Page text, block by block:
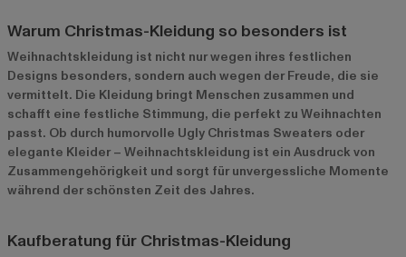
Warum Christmas-Kleidung so besonders ist
Weihnachtskleidung ist nicht nur wegen ihres festlichen
Designs besonders, sondern auch wegen der Freude, die sie
vermittelt. Die Kleidung bringt Menschen zusammen und
schafft eine festliche Stimmung, die perfekt zu Weihnachten
passt. Ob durch humorvolle Ugly Christmas Sweaters oder
elegante Kleider – Weihnachtskleidung ist ein Ausdruck von
Zusammengehörigkeit und sorgt für unvergessliche Momente
während der schönsten Zeit des Jahres.
Kaufberatung für Christmas-Kleidung